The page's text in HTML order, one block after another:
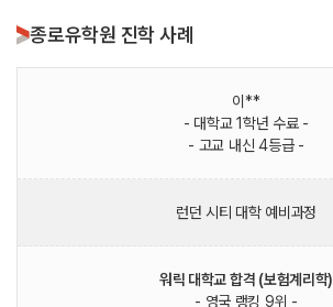
종로유학원 진학 사례
이**
- 대학교 1학년 수료 -
- 고교 내신 4등급 -
런던 시티 대학 예비과정
워릭 대학교 합격 (보험계리학)
- 영국 랭킹 9위 -